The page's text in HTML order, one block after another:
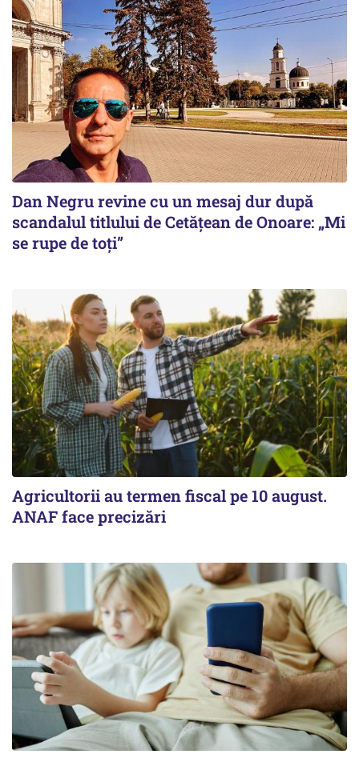
Dan Negru revine cu un mesaj dur după
scandalul titlului de Cetățean de Onoare: „Mi
se rupe de toți”
Agricultorii au termen fiscal pe 10 august.
ANAF face precizări